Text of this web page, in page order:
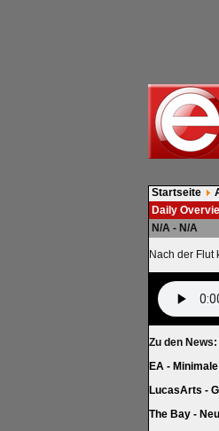
Startseite
Daily
N/A - N/A
Nach der Flut
Zu den News:
EA -
LucasArts -
The Bay -